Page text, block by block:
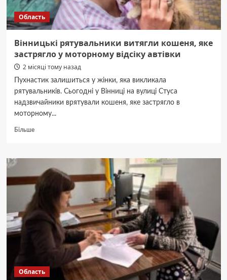
Область
Вінницькі рятувальники витягли кошеня, яке
застрягло у моторному відсіку автівки
2 місяці тому назад
Пухнастик залишиться у жінки, яка викликала
рятувальників. Сьогодні у Вінниці на вулиці Стуса
надзвичайники врятували кошеня, яке застрягло в
моторному...
БільшеДокладніше
рятувальники
витягли
кошеня,
яке
застрягло
моторному
відсіку
автівки
Область